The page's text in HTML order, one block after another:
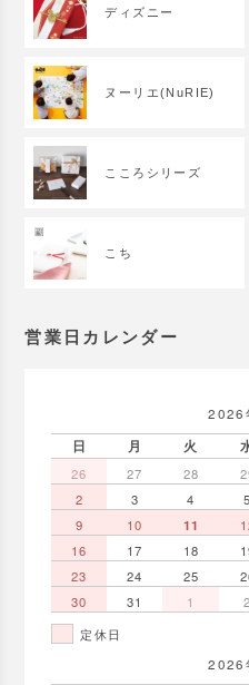
ディズニー
ヌーリエ(NuRIE)
こころシリーズ
こち
営業日カレンダー
2026
日 月 火
26 27 28
2
3 4 5
9
10 11
16
17 18
23
24 25
30
31 1 2
定休日
2026